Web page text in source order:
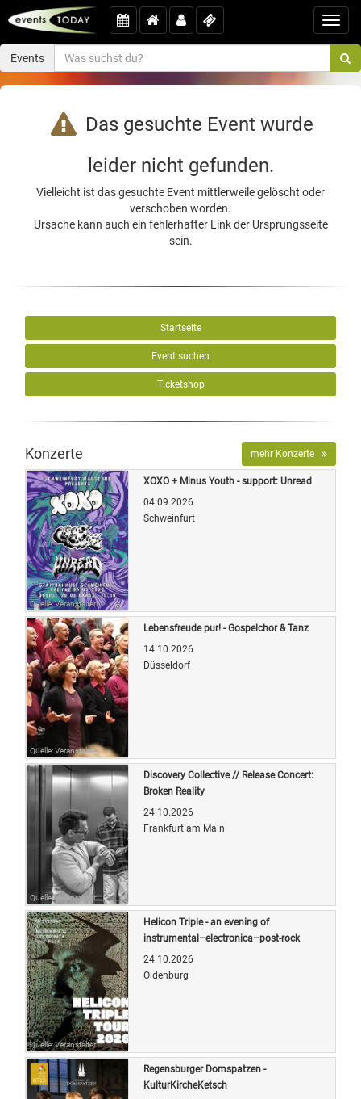
Events
Das gesuchte Event wurde
leider nicht gefunden.
Vielleicht ist das gesuchte Event mittlerweile gelöscht oder
verschoben worden.
Ursache kann auch ein fehlerhafter Link der Ursprungsseite
sein.
Startseite
Event suchen
Ticketshop
Konzerte mehr Konzerte
Quelle: Veranstalter
XOXO + Minus Youth - support: Unread
04.09.2026
Schweinfurt
Quelle: Veranstalter
Lebensfreude pur! - Gospelchor & Tanz
14.10.2026
Düsseldorf
Quelle: Veranstalter
Discovery Collective // Release Concert:
Broken Reality
24.10.2026
Frankfurt am Main
Quelle: Veranstalter
Helicon Triple - an evening of
instrumental–electronica–post-rock
24.10.2026
Oldenburg
Regensburger Domspatzen -
KulturKircheKetsch